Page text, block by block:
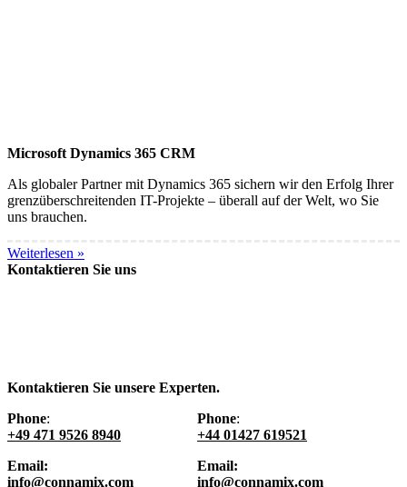
Microsoft Dynamics 365 CRM
Als globaler Partner mit Dynamics 365 sichern wir den Erfolg Ihrer
grenzüberschreitenden IT-Projekte – überall auf der Welt, wo Sie
uns brauchen.
Weiterlesen »
Kontaktieren Sie uns
Kontaktieren Sie unsere Experten.
Phone:
+49 471 9526 8940
Email:
info@connamix.com
Phone:
+44 01427 619521
Email:
info@connamix.com